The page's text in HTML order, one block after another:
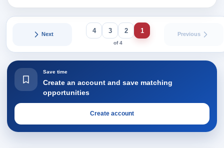
Previous
1
2
3
4
of 4
Next
Save time
Create an account and save matching
opportunities
Create account